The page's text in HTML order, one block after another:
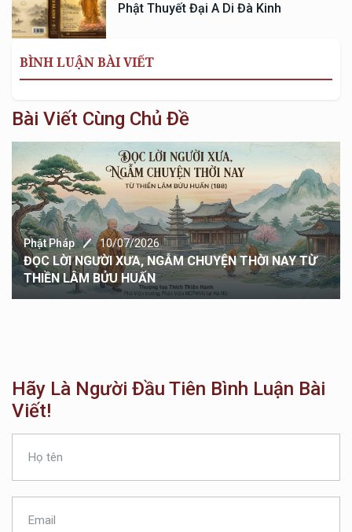
Phật Thuyết Đại A Di Đà Kinh
BÌNH LUẬN BÀI VIẾT
Bài Viết Cùng Chủ Đề
Phật Pháp 04/07/2026
Lời Kinh Mới
Hãy Là Người Đầu Tiên Bình Luận Bài
Viết!